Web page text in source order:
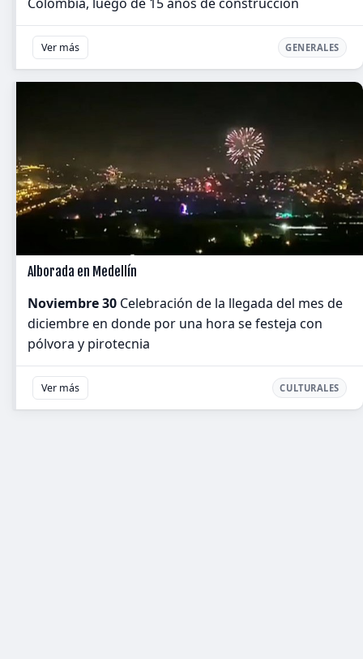
Ver más GENERALES
Alborada en Medellín
Noviembre 30 Celebración de la llegada del mes de
diciembre en donde por una hora se festeja con
pólvora y pirotecnia
Ver más CULTURALES